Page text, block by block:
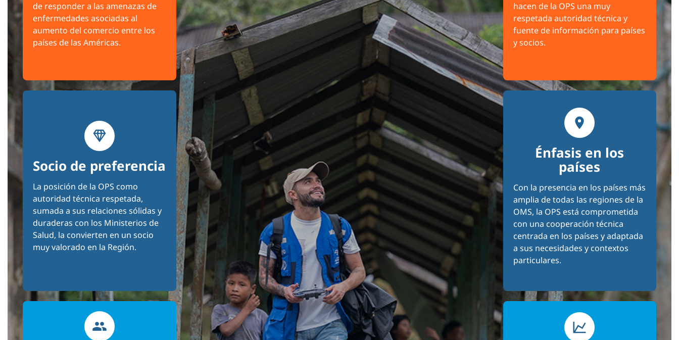
de responder a las amenazas de
enfermedades asociadas al
aumento del comercio entre los
países de las Américas.
Socio de preferencia
La posición de la OPS como
autoridad técnica respetada,
sumada a sus relaciones sólidas y
duraderas con los Ministerios de
Salud, la convierten en un socio
muy valorado en la Región.
hacen de la OPS una muy
respetada autoridad técnica y
fuente de información para países
y socios.
Énfasis en los
países
Con la presencia en los países más
amplia de todas las regiones de la
OMS, la OPS está comprometida
con una cooperación técnica
centrada en los países y adaptada
a sus necesidades y contextos
particulares.